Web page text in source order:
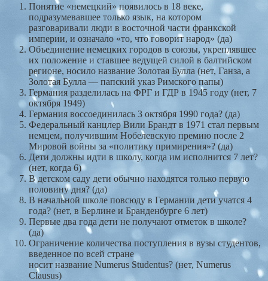
Понятие «немецкий» появилось в 18 веке,
подразумевавшее только язык, на котором
разговаривали люди в восточной части франкской
империи, и означало «то, что говорит народ» (да)
Объединение немецких городов в союзы, укреплявшее
их положение и ставшее ведущей силой в балтийском
регионе, носило название Золотая Булла (нет, Ганза, а
Золотая Булла — папский указ Римского папы)
Германия разделилась на ФРГ и ГДР в 1945 году (нет, 7
октября 1949)
Германия воссоединилась 3 октября 1990 года? (да)
Федеральный канцлер Вили Брандт в 1971 стал первым
немцем, получившим Нобелевскую премию после 2
Мировой войны за «политику примирения»? (да)
Дети должны идти в школу, когда им исполнится 7 лет?
(нет, когда 6)
В детском саду дети обычно находятся только первую
половину дня? (да)
В начальной школе повсюду в Германии дети учатся 4
года? (нет, в Берлине и Бранденбурге 6 лет)
Первые два года дети не получают отметок в школе?
(да)
Ограничение количества поступления в вузы студентов,
введенное по всей стране
носит название Numerus Studentus? (нет, Numerus
Clausus)